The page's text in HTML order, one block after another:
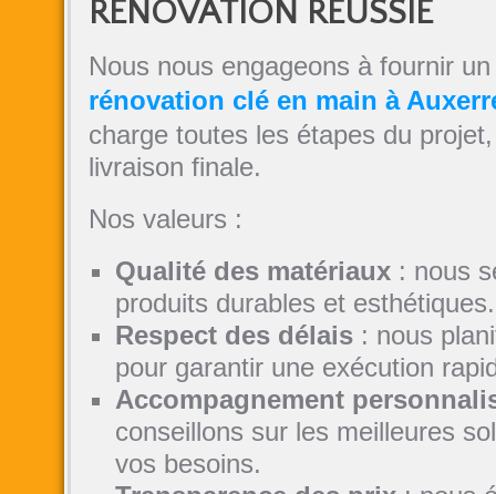
RÉNOVATION RÉUSSIE
Nous nous engageons à fournir
rénovation clé en main à
charge toutes les étapes du projet,
livraison finale.
Nos valeurs :
Qualité des matériaux: nous
produits durables et esthétiques.
Respect des délais: nous
pour garantir une exécution
Accompagnement
conseillons sur les meilleures
vos besoins.